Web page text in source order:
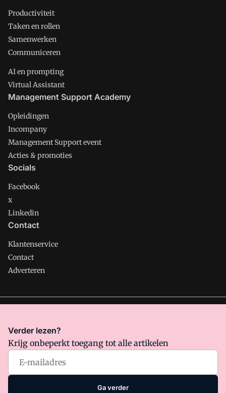
Productiviteit
Taken en rollen
Samenwerken
Communiceren
AI en prompting
Virtual Assistant
Management Support Academy
Opleidingen
Incompany
Management Support event
Acties & promoties
Socials
Facebook
x
Linkedin
Contact
Klantenservice
Contact
Adverteren
ons manifestwaar VMN media voor staat. Op gebruik van
deze site zijn de volgende regelingen van toepassing:
Algemene VoorwaardenenPrivacy en Cookie beleid|Privacy
instellingen
Verder lezen?
Krijg onbeperkt toegang tot alle artikelen
Ga verder